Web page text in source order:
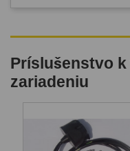
Príslušenstvo
zariadeniu